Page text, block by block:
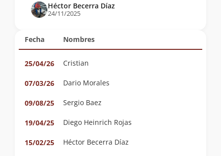
Fecha Nombres
25/04/26 Cristian
07/03/26 Dario Morales
09/08/25 Sergio Baez
19/04/25 Diego Heinrich Rojas
15/02/25 Héctor Becerra Díaz
Héctor Becerra Díaz
24/11/2025